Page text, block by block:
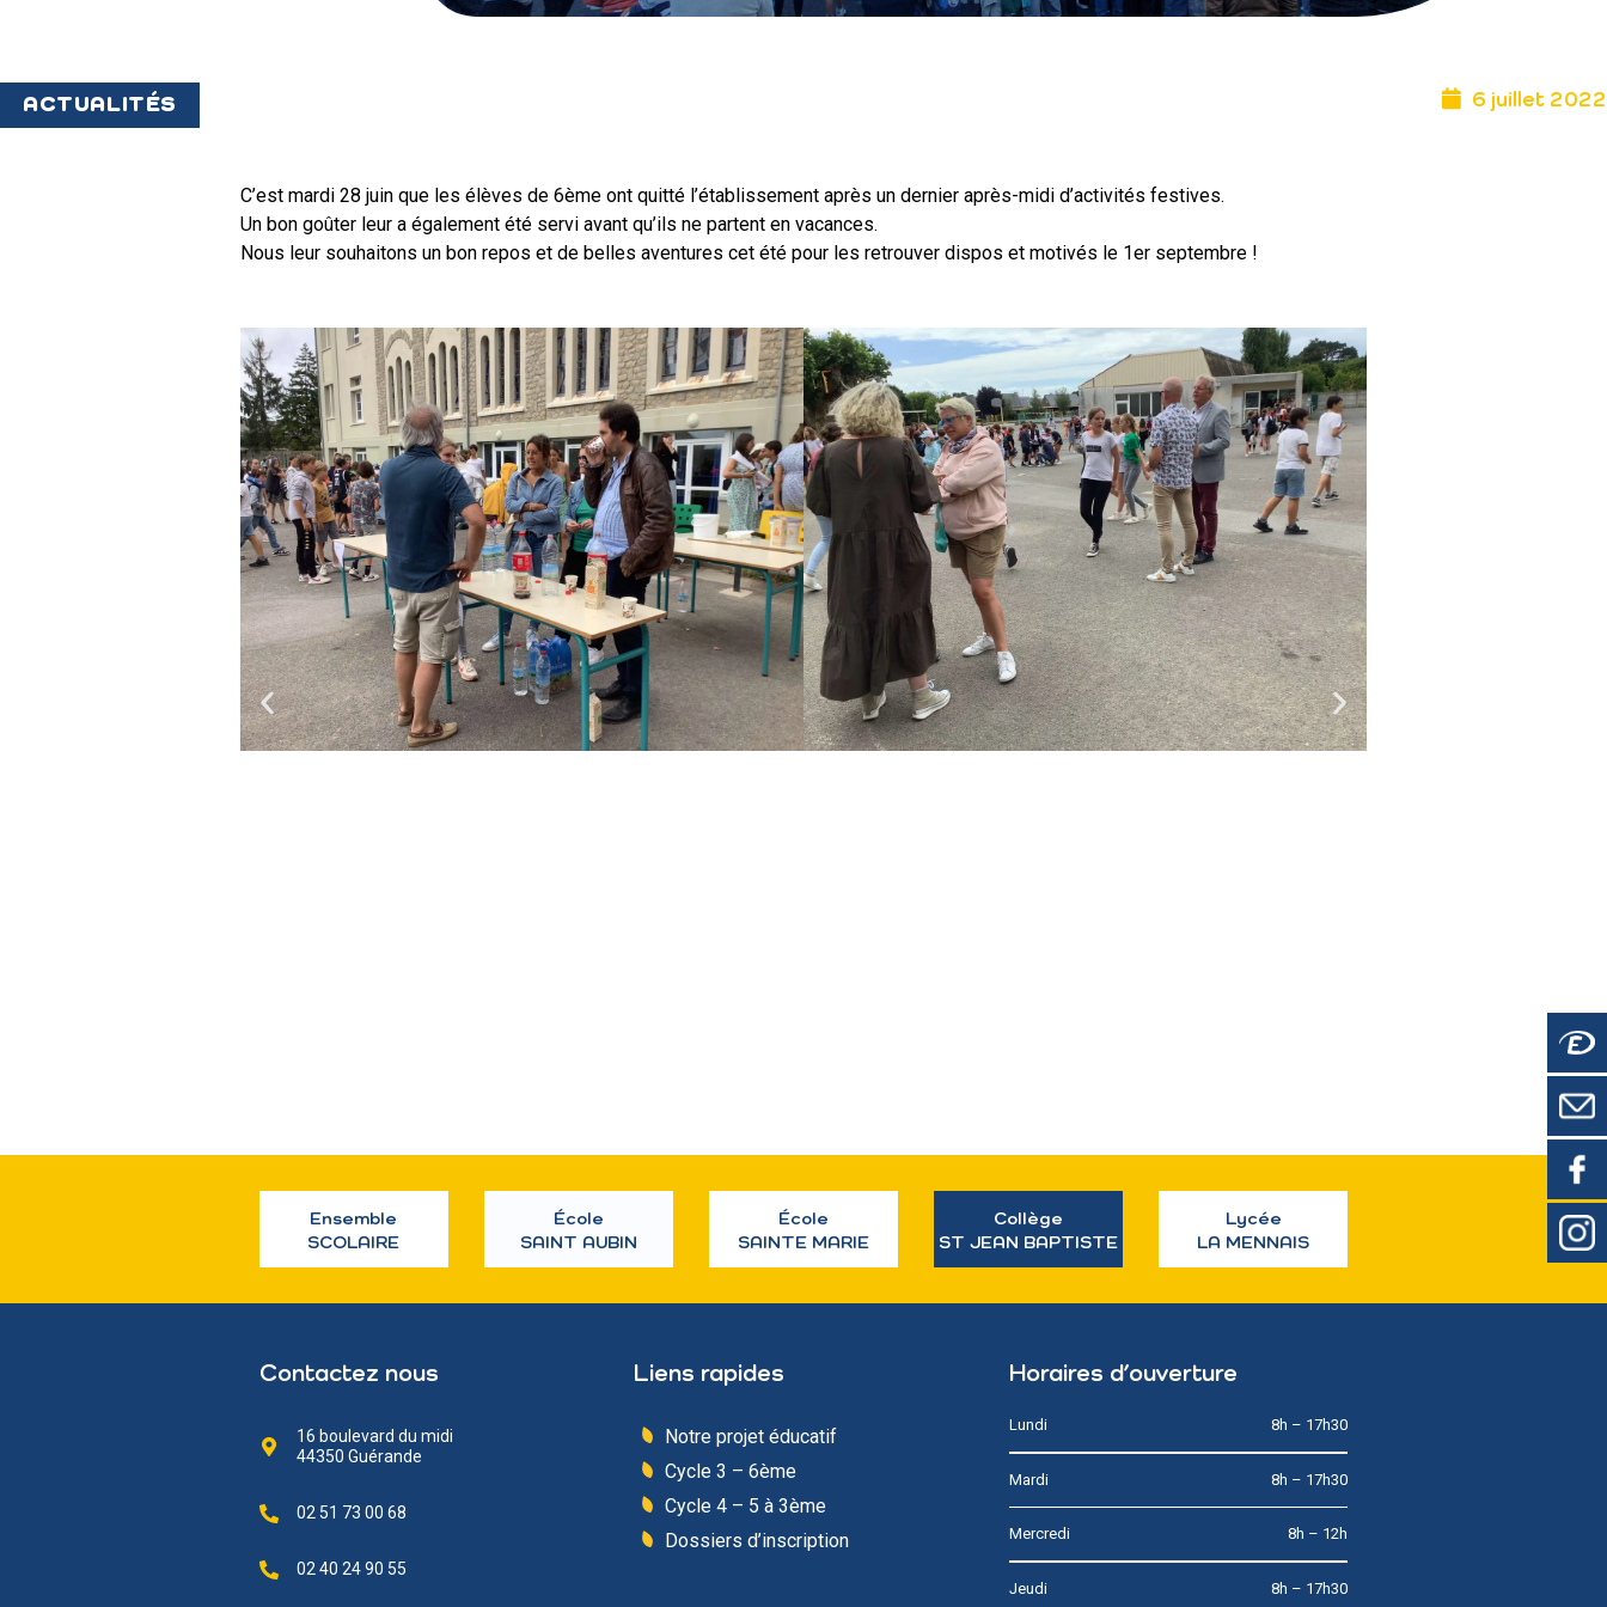
ACTUALITÉS 6 juillet 2022
C’est mardi 28 juin que les élèves de 6ème ont quitté l’établissement après un dernier après-midi d’activités festives.
Un bon goûter leur a également été servi avant qu’ils ne partent en vacances.
Nous leur souhaitons un bon repos et de belles aventures cet été pour les retrouver dispos et motivés le 1er septembre !
Ensemble
SCOLAIRE
École
SAINT AUBIN
École
SAINTE MARIE
Collège
ST JEAN BAPTISTE
Lycée
LA MENNAIS
Contactez nous
16 boulevard du midi
44350 Guérande
02 51 73 00 68
02 40 24 90 55
Liens rapides
Notre projet éducatif
Cycle 3 – 6ème
Cycle 4 – 5 à 3ème
Dossiers d’inscription
Horaires d’ouverture
Lundi 8h – 17h30
Mardi 8h – 17h30
Mercredi 8h – 12h
Jeudi 8h – 17h30